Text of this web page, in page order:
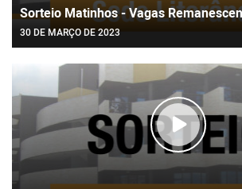
Sorteio Matinhos - Vagas
30 DE MARÇO DE 2023